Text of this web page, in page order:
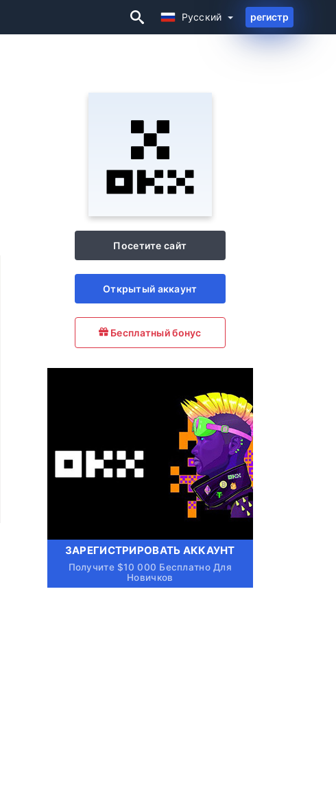
Русский
Русский регистр
Посетите сайт
Открытый аккаунт
Бесплатный бонус
ЗАРЕГИСТРИРОВАТЬ АККАУНТ
Получите $10 000 Бесплатно Для
Новичков